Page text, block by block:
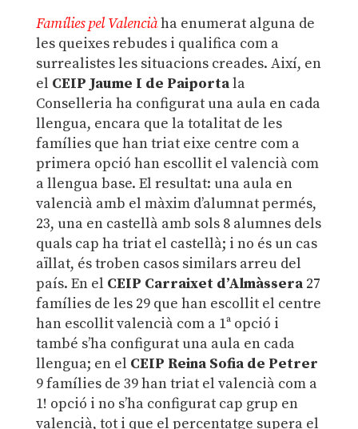
Famílies pel Valenciàha enumerat alguna de
les queixes rebudes i qualifica com a
surrealistes les situacions creades. Així, en
el CEIP Jaume I de Paiportala
Conselleria ha configurat una aula en cada
llengua, encara que la totalitat de les
famílies que han triat eixe centre com a
primera opció han escollit el valencià com
a llengua base. El resultat: una aula en
valencià amb el màxim d’alumnat permés,
23, una en castellà amb sols 8 alumnes dels
quals cap ha triat el castellà; i no és un cas
aïllat, és troben casos similars arreu del
país. En el CEIP Carraixet d’Almàssera27
famílies de les 29 que han escollit el centre
han escollit valencià com a 1ª opció i
també s’ha configurat una aula en cada
llengua; en el CEIP Reina Sofia de Petrer
9 famílies de 39 han triat el valencià com a
1! opció i no s’ha configurat cap grup en
valencià, tot i que el percentatge supera el